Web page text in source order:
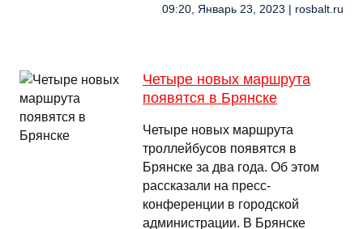
09:20, Январь 23, 2023 | rosbalt.ru
Четыре новых маршрута
появятся в Брянске
Четыре новых маршрута
троллейбусов появятся в
Брянске за два года. Об этом
рассказали на пресс-
конференции в городской
администрации. В Брянске